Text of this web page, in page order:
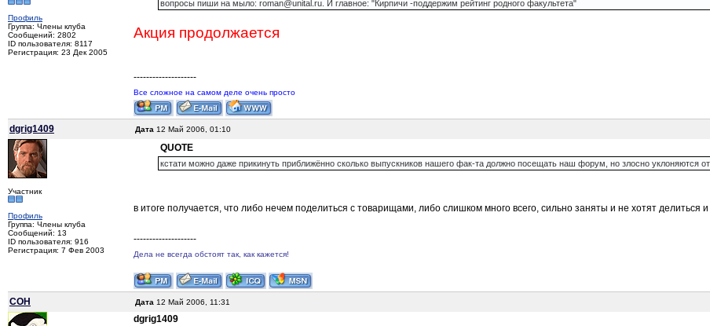
Профиль
Группа: Члены клуба
Сообщений: 2802
ID пользователя: 8117
Регистрация: 23 Дек 2005
вопросы пиши на мыло: roman@unital.ru. И главное: "Кирпичи -поддержим рейтинг родного факультета"
Акция продолжается
--------------------
Все сложное на самом деле очень просто
dgrig1409
Дата 12 Май 2006, 01:10
Участник
Профиль
Группа: Члены клуба
Сообщений: 13
ID пользователя: 916
Регистрация: 7 Фев 2003
QUOTE
кстати можно даже прикинуть приближённо сколько выпускников нашего фак-та должно посещать наш форум, но злосно уклоняются от
в итоге получается, что либо нечем поделиться с товарищами, либо слишком много всего, сильно заняты и не хотят делиться
--------------------
Дела не всегда обстоят так, как кажется!
COH
Дата 12 Май 2006, 11:31
dgrig1409